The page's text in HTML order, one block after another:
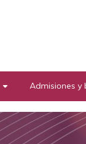
Admisiones y